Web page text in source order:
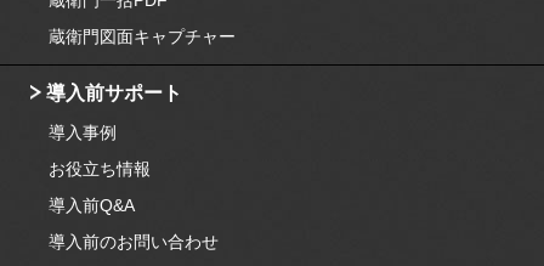
蔵衛門図面キャプチャー
導入前サポート
導入事例
お役立ち情報
導入前Q&A
導入前のお問い合わせ